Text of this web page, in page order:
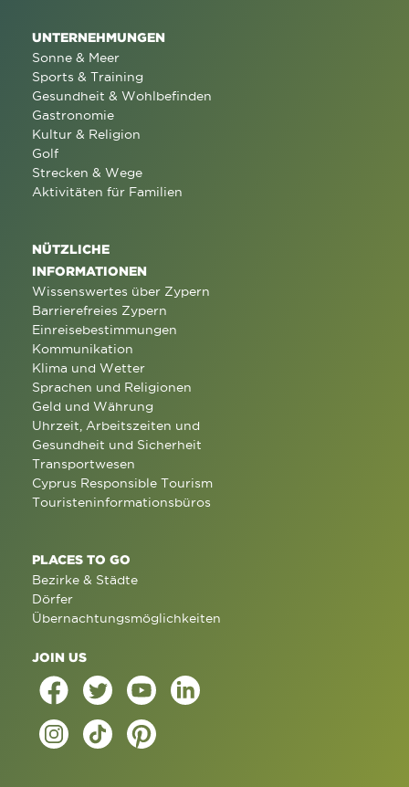
UNTERNEHMUNGEN
Sonne & Meer
Sports & Training
Gesundheit & Wohlbefinden
Gastronomie
Kultur & Religion
Golf
Strecken & Wege
Aktivitäten für Familien
NÜTZLICHE
INFORMATIONEN
Wissenswertes über Zypern
Barrierefreies Zypern
Einreisebestimmungen
Kommunikation
Klima und Wetter
Sprachen und Religionen
Geld und Währung
Uhrzeit, Arbeitszeiten und
Gesundheit und Sicherheit
Transportwesen
Cyprus Responsible Tourism
Touristeninformationsbüros
PLACES TO GO
Bezirke & Städte
Dörfer
Übernachtungsmöglichkeiten
JOIN US